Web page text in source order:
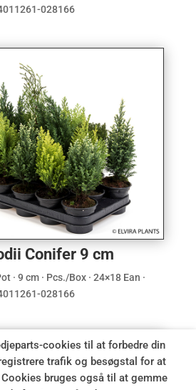
028166
Conifer 9 cm
· 9 cm · Pcs./Box · 24×18 Ean ·
028166
cookies til at forbedre din
trafik og besøgstal for at
bruges også til at gemme